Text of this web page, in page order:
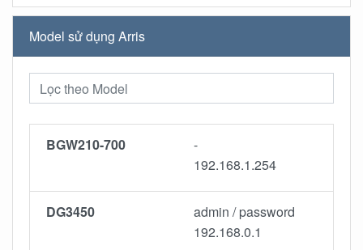
Model sử dụng Arris
BGW210-700
-
192.168.1.254
DG3450
admin / password
192.168.0.1